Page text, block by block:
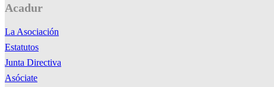
Acadur
La Asociación
Estatutos
Junta Directiva
Asóciate